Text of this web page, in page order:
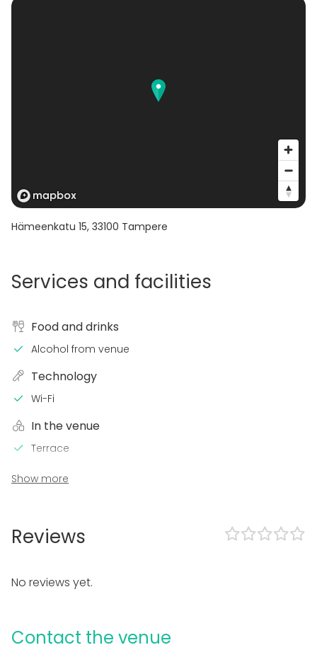
Hämeenkatu 15, 33100 Tampere
Services and facilities
Food and drinks
Alcohol from venue
Technology
Wi-Fi
In the venue
Terrace
Equipment
Event types
Party
Spa / Wellness / Sauna
Fair / Exhibition
Show more
Reviews
No reviews yet.
Contact the venue